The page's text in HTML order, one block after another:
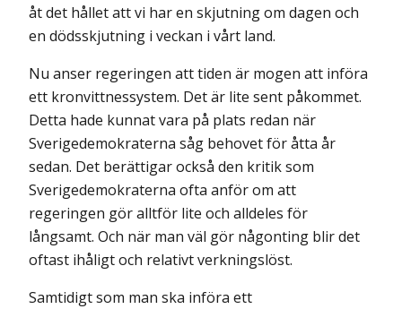
åt det hållet att vi har en skjutning om dagen och
en dödsskjutning i veckan i vårt land.
Nu anser regeringen att tiden är mogen att införa
ett kronvittnessystem. Det är lite sent påkommet.
Detta hade kunnat vara på plats redan när
Sverigedemokraterna såg behovet för åtta år
sedan. Det berättigar också den kritik som
Sverigedemokraterna ofta anför om att
regeringen gör alltför lite och alldeles för
långsamt. Och när man väl gör någonting blir det
oftast ihåligt och relativt verkningslöst.
Samtidigt som man ska införa ett